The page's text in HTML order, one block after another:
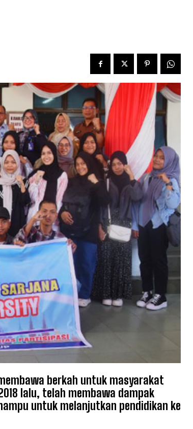
berkah untuk masyarakat
lalu, telah membawa dampak
untuk melanjutkan pendidikan ke